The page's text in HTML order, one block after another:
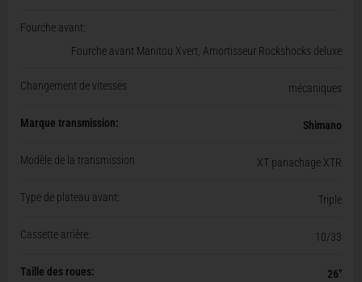
Fourche avant:
Fourche avant Manitou Xvert, Amortisseur Rockshocks deluxe
Changement de vitesses mécaniques
Marque transmission: Shimano
Modèle de la transmission XT panachage XTR
Type de plateau avant: Triple
Cassette arrière: 10/33
Taille des roues: 26"